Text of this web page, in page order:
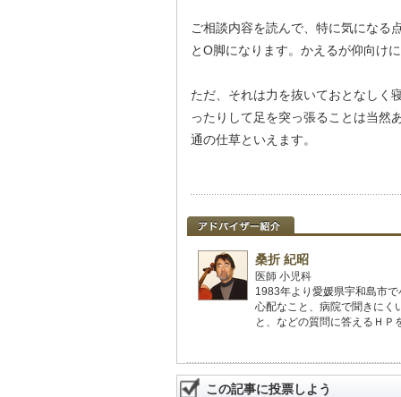
ご相談内容を読んで、特に気になる
とO脚になります。かえるが仰向け
ただ、それは力を抜いておとなしく
ったりして足を突っ張ることは当然
通の仕草といえます。
桑折 紀昭
医師 小児科
1983年より愛媛県宇和島市
心配なこと、病院で聞きにく
と、などの質問に答えるＨＰ
この記事に投票しよう